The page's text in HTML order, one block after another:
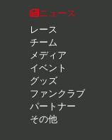
ニュース
レース
チーム
メディア
イベント
グッズ
ファンクラブ
パートナー
その他